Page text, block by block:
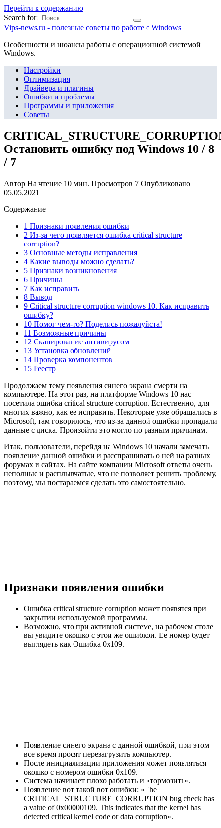
Перейти к содержанию
Search for:
Vips-news.ru - полезные советы по работе с Windows
Особенности и нюансы работы с операционной системой
Windows.
Настройки
Оптимизация
Драйвера и плагины
Ошибки и проблемы
Программы и приложения
Советы
Остановить ошибку под Windows 10 / 8
/ 7
Автор На чтение 10 мин. Просмотров 7 Опубликовано
05.05.2021
Содержание
1 Признаки появления ошибки
2 Из-за чего появляется ошибка critical structure
corruption?
3 Основные методы исправления
4 Какие выводы можно сделать?
5 Признаки возникновения
6 Причины
7 Как исправить
8 Вывод
9 Critical structure corruption windows 10. Как исправить
ошибку?
10 Помог чем-то? Поделись пожалуйста!
11 Возможные причины
12 Сканирование антивирусом
13 Установка обновлений
14 Проверка компонентов
15 Реестр
Продолжаем тему появления синего экрана смерти на
компьютере. На этот раз, на платформе Windows 10 нас
посетила ошибка critical structure corruption. Естественно, для
многих важно, как ее исправить. Некоторые уже обращались в
Microsoft, там говорилось, что из-за данной ошибки пропадали
данные с диска. Произойти это могло по разным причинам.
Итак, пользователи, перейдя на Windows 10 начали замечать
появление данной ошибки и расспрашивать о ней на разных
форумах и сайтах. На сайте компании Microsoft ответы очень
неполные и расплывчатые, что не позволяет решить проблему,
поэтому, мы постараемся сделать это самостоятельно.
Признаки появления ошибки
Ошибка critical structure corruption может появятся при
закрытии используемой программы.
Возможно, что при активной системе, на рабочем столе
вы увидите окошко с этой же ошибкой. Ее номер будет
выглядеть как Ошибка 0x109.
Появление синего экрана с данной ошибкой, при этом
все время просят перезагрузить компьютер.
После инициализации приложения может появляться
окошко с номером ошибки 0x109.
Система начинает плохо работать и «тормозить».
Появление вот такой вот ошибки: «The
CRITICAL_STRUCTURE_CORRUPTION bug check has
a value of 0x00000109. This indicates that the kernel has
detected critical kernel code or data corruption».